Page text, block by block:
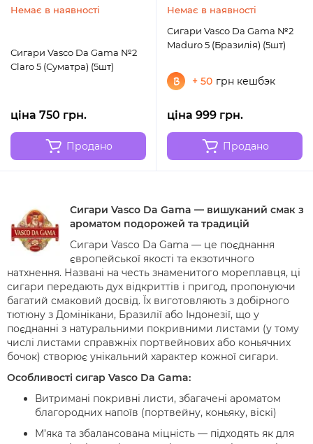
Немає в наявності
Сигари Vasco Da Gama №2
Claro 5 (Суматра) (5шт)
ціна 750 грн.
Продано
Немає в наявності
Сигари Vasco Da Gama №2
Maduro 5 (Бразилія) (5шт)
+ 50 грн кешбэк
ціна 999 грн.
Продано
Сигари Vasco Da Gama — вишуканий смак з
ароматом подорожей та традицій
Сигари Vasco Da Gama — це поєднання
європейської якості та екзотичного
натхнення. Названі на честь знаменитого мореплавця, ці
сигари передають дух відкриттів і пригод, пропонуючи
багатий смаковий досвід. Їх виготовляють з добірного
тютюну з Домінікани, Бразилії або Індонезії, що у
поєднанні з натуральними покривними листами (у тому
числі листами справжніх портвейнових або коньячних
бочок) створює унікальний характер кожної сигари.
Особливості сигар Vasco Da Gama:
Витримані покривні листи, збагачені ароматом
благородних напоїв (портвейну, коньяку, віскі)
М’яка та збалансована міцність — підходять як для